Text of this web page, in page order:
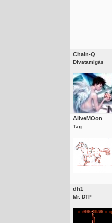
Chain-Q
Divatamigás
AliveMOon
Tag
dh1
Mr. DTP